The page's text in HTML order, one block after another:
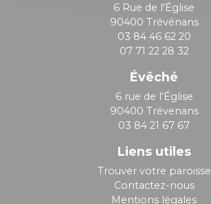
6 Rue de l'Église
90400 Trévénans
03 84 46 62 20
07 71 22 28 32
Évêché
6 rue de l'Église
90400 Trévenans
03 84 21 67 67
Liens utiles
Trouver votre paroisse
Contactez-nous
Mentions légales